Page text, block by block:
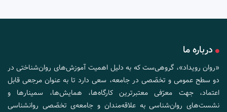
درباره ما
«روان رویداد»، گروهی‌ست که به دلیل اهمیت آموزش‌های روان‌شناختی در
دو سطح عمومی و تخصّصی در جامعه، سعی دارد تا به عنوان مرجعی قابل
اعتماد، جهت معرّفی معتبرترین کارگاه‌ها، همایش‌ها، سمینارها و
نشست‌های روان‌شناسی به علاقه‌مندان و جامعه‌ی تخصّصی روانشناسی